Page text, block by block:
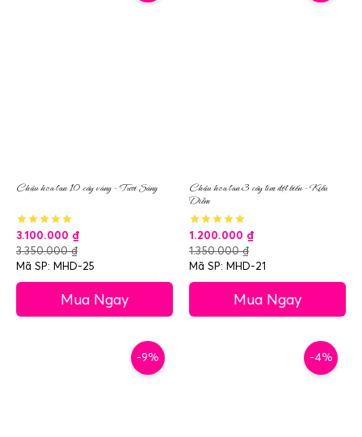
Chậu hoa lan 10 cây vàng – Tươi Sáng
3.100.000 ₫
3.350.000₫
Mã SP: MHD-25
Mua Ngay
Chậu hoa lan 3 cây tím đột biến – Kiều
Diễm
1.200.000 ₫
1.350.000₫
Mã SP: MHD-21
Mua Ngay
-9% -4%